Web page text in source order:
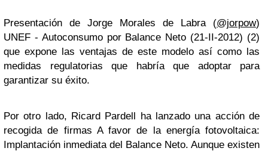
Presentación de Jorge Morales de Labra (@jorpow)
UNEF - Autoconsumo por Balance Neto (21-II-2012) (2)
que expone las ventajas de este modelo así como las
medidas regulatorias que habría que adoptar para
garantizar su éxito.
Por otro lado, Ricard Pardell ha lanzado una acción de
recogida de firmas A favor de la energía fotovoltaica:
Implantación inmediata del Balance Neto. Aunque existen